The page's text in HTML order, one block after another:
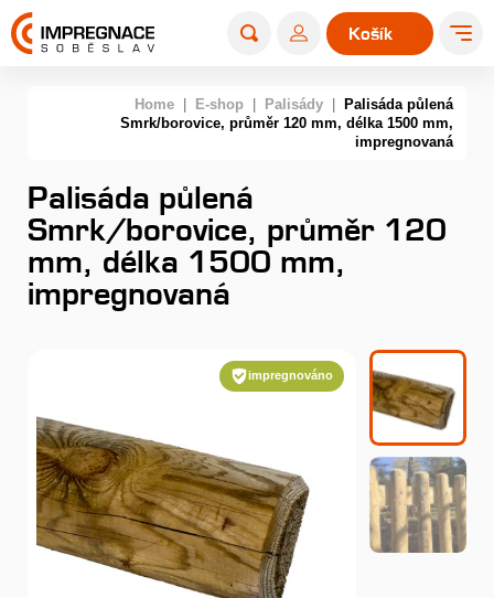
0
Košík
Home E-shop Palisády
Palisáda půlená
Smrk/borovice, průměr 120 mm, délka 1500 mm,
impregnovaná
Palisáda půlená
Smrk/borovice, průměr 120
mm, délka 1500 mm,
impregnovaná
impregnováno